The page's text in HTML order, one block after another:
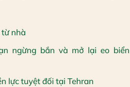
nhà
ngừng bắn và mở lại eo biển
lực tuyệt đối tại Tehran